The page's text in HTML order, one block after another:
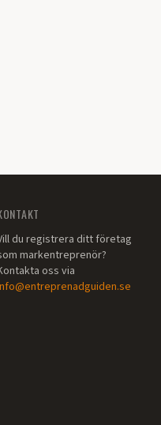
du registrera ditt företag
markentreprenör?
oss via